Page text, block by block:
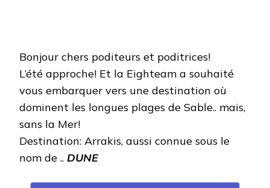
Bonjour chers poditeurs et poditrices!
L’été approche! Et la Eighteam a souhaité
vous embarquer vers une destination où
dominent les longues plages de Sable.. mais,
sans la Mer!
Destination: Arrakis, aussi connue sous le
nom de .. DUNE